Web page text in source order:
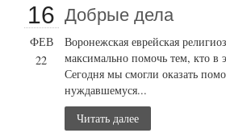
16
ФЕВ
22
Добрые дела
Воронежская еврейская
максимально помочь тем, кто в
Сегодня мы смогли оказать
нуждавшемуся...
Читать далее